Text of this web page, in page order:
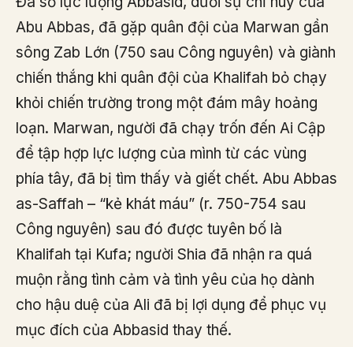
Abu Abbas, đã gặp quân đội của Marwan gần
sông Zab Lớn (750 sau Công nguyên) và giành
chiến thắng khi quân đội của Khalifah bỏ chạy
khỏi chiến trường trong một đám mây hoảng
loạn. Marwan, người đã chạy trốn đến Ai Cập
để tập hợp lực lượng của mình từ các vùng
phía tây, đã bị tìm thấy và giết chết. Abu Abbas
as-Saffah – “kẻ khát máu” (r. 750-754 sau
Công nguyên) sau đó được tuyên bố là
Khalifah tại Kufa; người Shia đã nhận ra quá
muộn rằng tình cảm và tình yêu của họ dành
cho hậu duệ của Ali đã bị lợi dụng để phục vụ
mục đích của Abbasid thay thế.